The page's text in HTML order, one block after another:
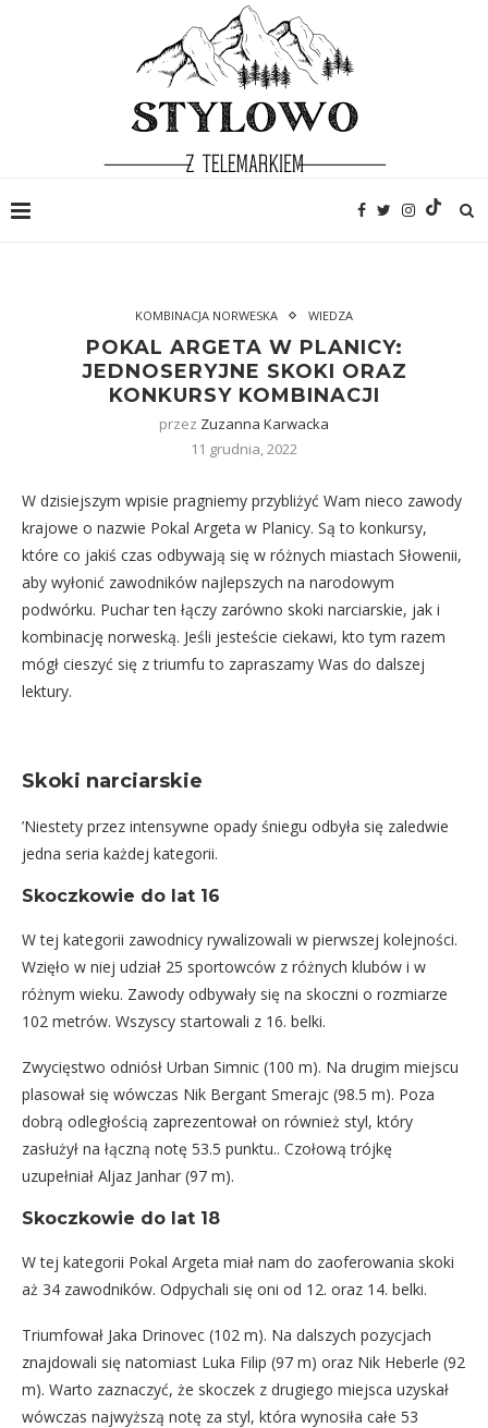
KOMBINACJA NORWESKA WIEDZA
POKAL ARGETA W PLANICY:
JEDNOSERYJNE SKOKI ORAZ
KONKURSY KOMBINACJI
przez Zuzanna Karwacka
11 grudnia, 2022
W dzisiejszym wpisie pragniemy przybliżyć Wam nieco zawody
krajowe o nazwie Pokal Argeta w Planicy. Są to konkursy,
które co jakiś czas odbywają się w różnych miastach Słowenii,
aby wyłonić zawodników najlepszych na narodowym
podwórku. Puchar ten łączy zarówno skoki narciarskie, jak i
kombinację norweską. Jeśli jesteście ciekawi, kto tym razem
mógł cieszyć się z triumfu to zapraszamy Was do dalszej
lektury.
Skoki narciarskie
’Niestety przez intensywne opady śniegu odbyła się zaledwie
jedna seria każdej kategorii.
Skoczkowie do lat 16
W tej kategorii zawodnicy rywalizowali w pierwszej kolejności.
Wzięło w niej udział 25 sportowców z różnych klubów i w
różnym wieku. Zawody odbywały się na skoczni o rozmiarze
102 metrów. Wszyscy startowali z 16. belki.
Zwycięstwo odniósł Urban Simnic (100 m). Na drugim miejscu
plasował się wówczas Nik Bergant Smerajc (98.5 m). Poza
dobrą odległością zaprezentował on również styl, który
zasłużył na łączną notę 53.5 punktu.. Czołową trójkę
uzupełniał Aljaz Janhar (97 m).
Skoczkowie do lat 18
W tej kategorii Pokal Argeta miał nam do zaoferowania skoki
aż 34 zawodników. Odpychali się oni od 12. oraz 14. belki.
Triumfował Jaka Drinovec (102 m). Na dalszych pozycjach
znajdowali się natomiast Luka Filip (97 m) oraz Nik Heberle (92
m). Warto zaznaczyć, że skoczek z drugiego miejsca uzyskał
wówczas najwyższą notę za styl, która wynosiła całe 53